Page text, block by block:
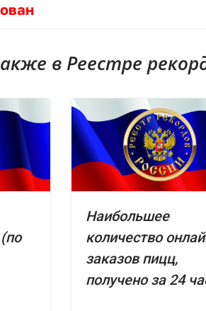
в Реестре
Наибольшее
количество
заказов пицц,
получено за 24